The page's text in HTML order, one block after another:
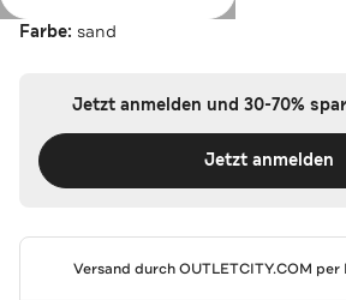
Farbe: sand
Jetzt anmelden und 30-70%
Jetzt anmelden
Versand durchOUTLETCITY.COM per